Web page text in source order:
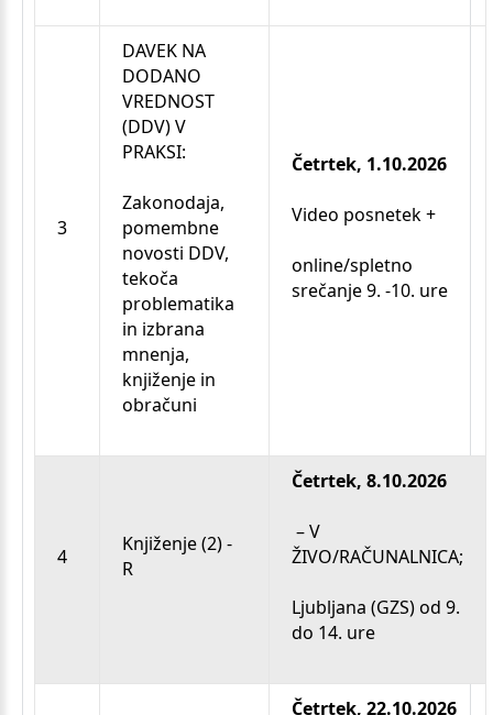
3
DAVEK NA
DODANO
VREDNOST
(DDV) V
PRAKSI:
Zakonodaja,
pomembne
novosti DDV,
tekoča
problematika
in izbrana
mnenja,
knjiženje in
obračuni
Četrtek, 1.10.2026
Video posnetek +
online/spletno
srečanje 9. -10. ure
4
Knjiženje (2) -
R
Četrtek, 8.10.2026
– V
ŽIVO/RAČUNALNICA;
Ljubljana (GZS) od 9.
do 14. ure
Četrtek, 22.10.2026